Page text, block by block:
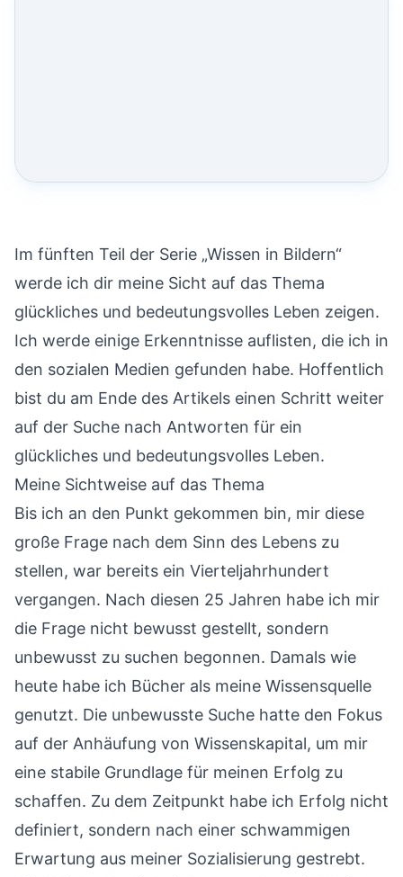
Im fünften Teil der Serie „Wissen in Bildern“
werde ich dir meine Sicht auf das Thema
glückliches und bedeutungsvolles Leben zeigen.
Ich werde einige Erkenntnisse auflisten, die ich in
den sozialen Medien gefunden habe. Hoffentlich
bist du am Ende des Artikels einen Schritt weiter
auf der Suche nach Antworten für ein
glückliches und bedeutungsvolles Leben.
Meine Sichtweise auf das Thema
Bis ich an den Punkt gekommen bin, mir diese
große Frage nach dem Sinn des Lebens zu
stellen, war bereits ein Vierteljahrhundert
vergangen. Nach diesen 25 Jahren habe ich mir
die Frage nicht bewusst gestellt, sondern
unbewusst zu suchen begonnen. Damals wie
heute habe ich Bücher als meine Wissensquelle
genutzt. Die unbewusste Suche hatte den Fokus
auf der Anhäufung von Wissenskapital, um mir
eine stabile Grundlage für meinen Erfolg zu
schaffen. Zu dem Zeitpunkt habe ich Erfolg nicht
definiert, sondern nach einer schwammigen
Erwartung aus meiner Sozialisierung gestrebt.